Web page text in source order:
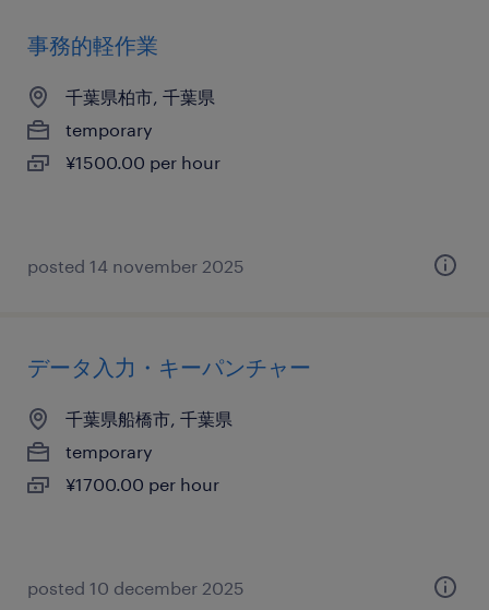
事務的軽作業
千葉県柏市, 千葉県
temporary
¥1500.00 per hour
posted 14 november 2025
データ入力・キーパンチャー
千葉県船橋市, 千葉県
temporary
¥1700.00 per hour
posted 10 december 2025